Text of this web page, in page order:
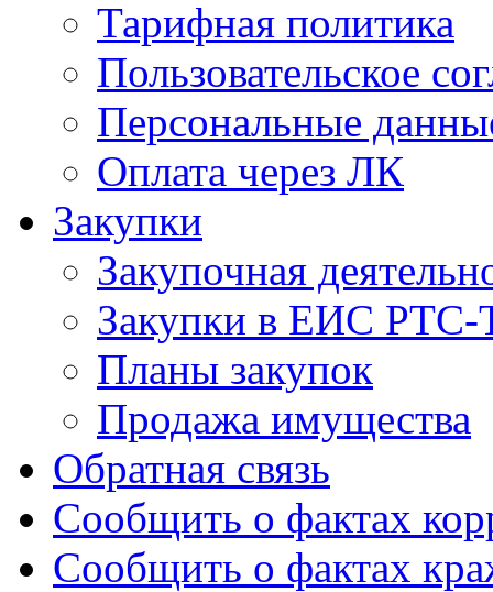
Тарифная политика
Пользовательское
Персональные
Оплата через ЛК
Закупки
Закупочная
Закупки в ЕИС РТС-
Планы закупок
Продажа имущества
Обратная связь
Сообщить о фактах
Сообщить о фактах